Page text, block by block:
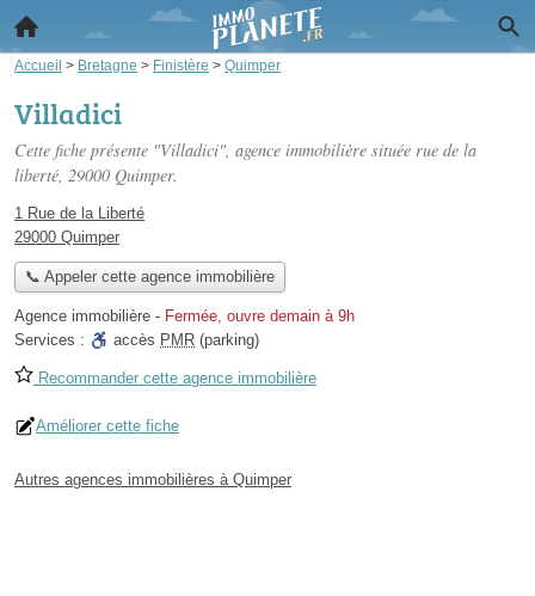
Accueil > Bretagne > Finistère > Quimper
Villadici
Cette fiche présente "Villadici", agence immobilière située rue de la
liberté, 29000 Quimper.
1 Rue de la Liberté
29000 Quimper
📞 Appeler cette agence immobilière
Agence immobilière - Fermée, ouvre demain à 9h
Services :
accès PMR (parking)
Recommander cette agence immobilière
Améliorer cette fiche
Autres agences immobilières à Quimper